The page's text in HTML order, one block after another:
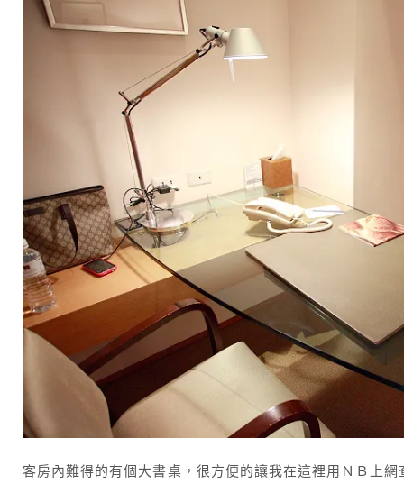
客房內難得的有個大書桌，很方便的讓我在這裡用ＮＢ上網